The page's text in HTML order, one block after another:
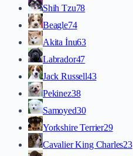
Shih Tzu78
Beagle74
Akita İnu63
Labrador47
Jack Russell43
Pekinez38
Samoyed30
Yorkshire Terrier29
Cavalier King Charles23